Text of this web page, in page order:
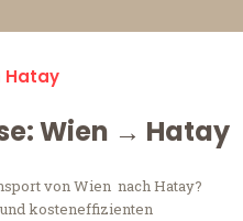
Hatay
Wien → Hatay
von Wien nach Hatay?
kosteneffizienten